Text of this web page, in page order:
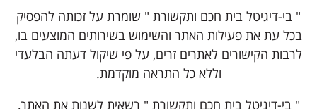
" בי-דיגיטל בית חכם ותקשורת " שומרת על זכותה להפסיק
בכל עת את פעילות האתר והשימוש בשירותים המוצעים בו,
לרבות הקישורים לאתרים זרים, על פי שיקול דעתה הבלעדי
וללא כל התראה מוקדמת.
" בי-דיגיטל בית חכם ותקשורת " רשאית לשנות את האתר,